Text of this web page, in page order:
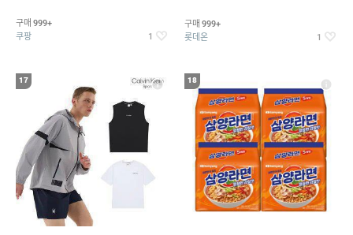
구매 999+
쿠팡 1
구매 999+
롯데온 1
17 18